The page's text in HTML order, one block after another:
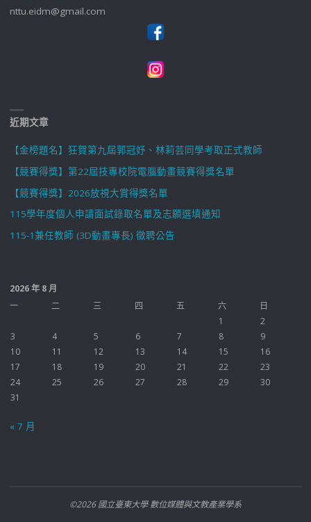
nttu.eidm@gmail.com
近期文章
【金榜題名】狂賀第九屆郭冠妤、林莉芸同學考取正式教師
【競賽得獎】第22屆技專校院電腦動畫競賽得獎名單
【競賽得獎】2026放視大賞得獎名單
115學年度個人申請面試錄取名單及志願選填通知
115-1兼任教師 (3D動畫專長) 徵聘公告
2026 年 8 月
一
二 三 四 五 六
日
1
2
3
4 5 6 7 8
9
10
11 12 13 14 15
16
17
18 19 20 21 22
23
24
25 26 27 28 29
30
31
« 7 月
©2026 國立臺東大學 數位媒體與文教產業學系